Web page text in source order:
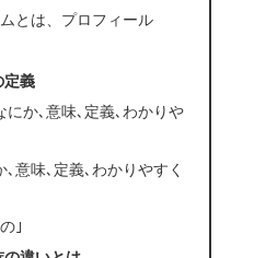
とは、プロフィール
定義
にか､意味､定義､わかりや
､意味､定義､わかりやすく
｣